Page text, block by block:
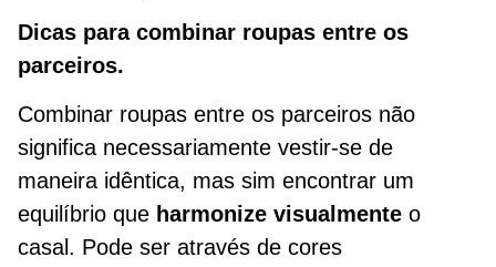
Dicas para combinar roupas entre os
parceiros.
Combinar roupas entre os parceiros não
significa necessariamente vestir-se de
maneira idêntica, mas sim encontrar um
equilíbrio que harmonize visualmente o
casal. Pode ser através de cores